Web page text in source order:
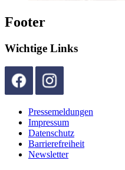
Footer
Wichtige Links
Pressemeldungen
Impressum
Datenschutz
Barrierefreiheit
Newsletter